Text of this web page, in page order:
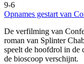
9-6
Opnames gestart van
De verfilming van
roman van Splinter
speelt de hoofdrol in de
de bioscoop verschijnt.